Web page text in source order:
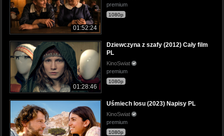
01:52:24
premium
1080p
01:28:46
Dziewczyna z szafy (2012) Cały film
PL
KinoSwiat
premium
1080p
Uśmiech losu (2023) Napisy PL
KinoSwiat
premium
1080p